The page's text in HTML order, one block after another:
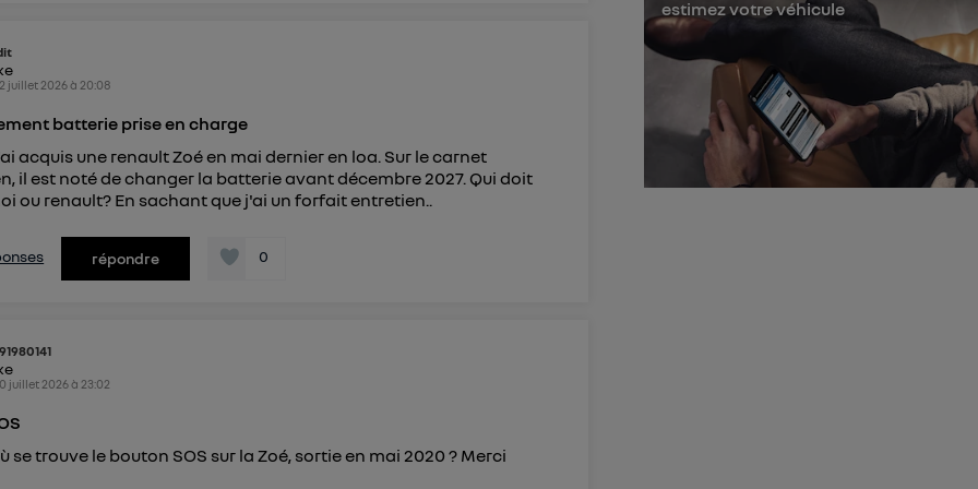
juillet 2026à 20:08
batterie prise en charge
acquis une renault Zoé en mai dernier en loa. Sur le carnet
il est noté de changer la batterie avant décembre 2027. Qui doit
ou renault? En sachant que j'ai un forfait entretien..
répondre 0
juillet 2026à 23:02
se trouve le bouton SOS sur la Zoé, sortie en mai 2020 ? Merci
estimez votre véhicule
connexion mobile
") ou via la page « gérer Utiq » en bas de ce site. Pour plus
veuillez consulterla Politique d'information sur les données
personnelles d'Utiq.